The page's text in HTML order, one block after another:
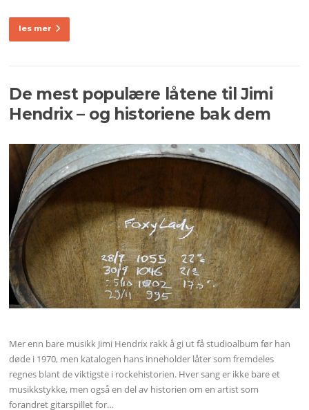
les mer
De mest populære låtene til Jimi
Hendrix – og historiene bak dem
Mer enn bare musikk Jimi Hendrix rakk å gi ut få studioalbum før han
døde i 1970, men katalogen hans inneholder låter som fremdeles
regnes blant de viktigste i rockehistorien. Hver sang er ikke bare et
musikkstykke, men også en del av historien om en artist som
forandret gitarspillet for…